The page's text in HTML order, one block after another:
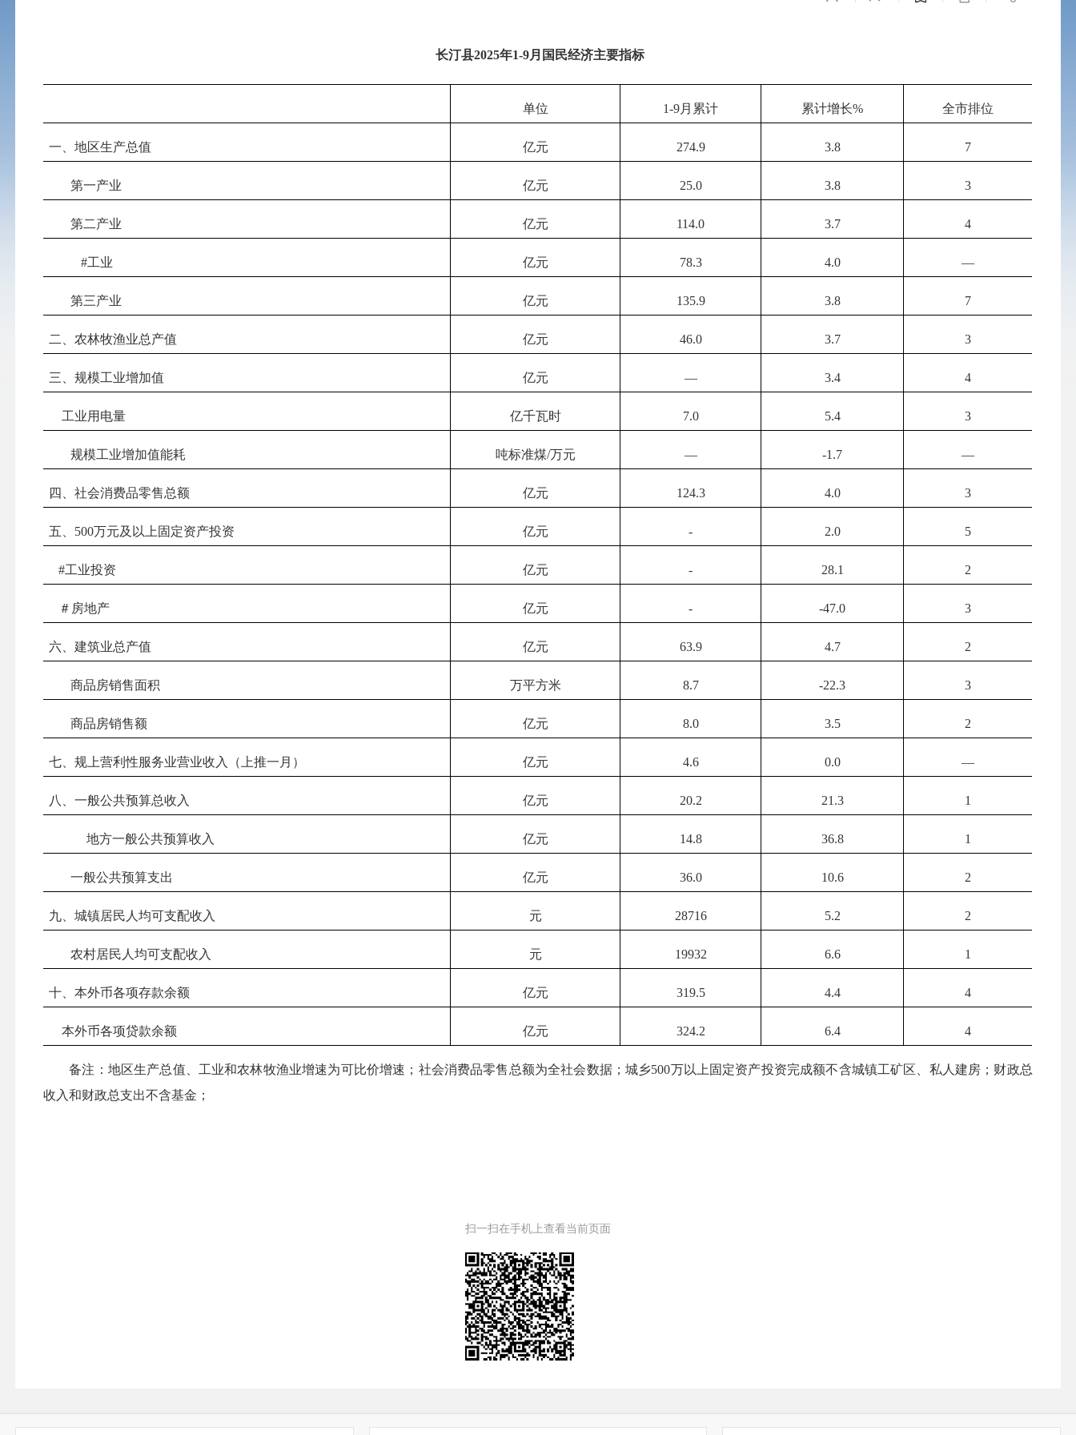
长汀县2025年1-9月国民经济主要指标
单位 1-9月累计 累计增长% 全市排位
一、地区生产总值 亿元 274.9 3.8 7
第一产业 亿元 25.0 3.8 3
第二产业 亿元 114.0 3.7 4
#工业 亿元 78.3 4.0 —
第三产业 亿元 135.9 3.8 7
二、农林牧渔业总产值 亿元 46.0 3.7 3
三、规模工业增加值 亿元 — 3.4 4
工业用电量 亿千瓦时 7.0 5.4 3
规模工业增加值能耗 吨标准煤/万元 — -1.7 —
四、社会消费品零售总额 亿元 124.3 4.0 3
五、 500万元及以上固定资产投资 亿元 - 2.0 5
#工业投资 亿元 - 28.1 2
＃房地产 亿元 - -47.0 3
六、建筑业总产值 亿元 63.9 4.7 2
商品房销售面积 万平方米 8.7 -22.3 3
商品房销售额 亿元 8.0 3.5 2
七、规上营利性服务业营业收入（上推一月） 亿元 4.6 0.0 —
八、一般公共预算总收入 亿元 20.2 21.3 1
地方一般公共预算收入 亿元 14.8 36.8 1
一般公共预算支出 亿元 36.0 10.6 2
九、城镇居民人均可支配收入 元 28716 5.2 2
农村居民人均可支配收入 元 19932 6.6 1
十、本外币各项存款余额 亿元 319.5 4.4 4
本外币各项贷款余额 亿元 324.2 6.4 4
备注：地区生产总值、工业和农林牧渔业增速为可比价增速；社会消费品零售总额为全社会数据；城乡500万以上固定资产投资完成额不含城镇工矿区、私人建房；财政总
收入和财政总支出不含基金；
扫一扫在手机上查看当前页面